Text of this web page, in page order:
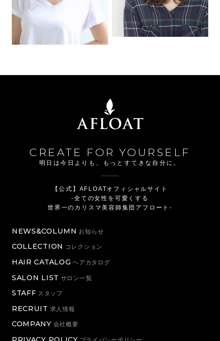
CREATE FOR YOURSELF
明日は今日よりも、もっとすてきな自分に。
【公式】AFLOATオフィシャルサイト
-全ての女性を可愛くする
世界一のカリスマ美容師集団アフロート-
NEWS&COLUMN お知らせ
COLLECTION コレクション
HAIR CATALOG ヘアカタログ
SALON LIST サロン一覧
STAFF スタッフ
RECRUIT 求人情報
COMPANY 会社概要